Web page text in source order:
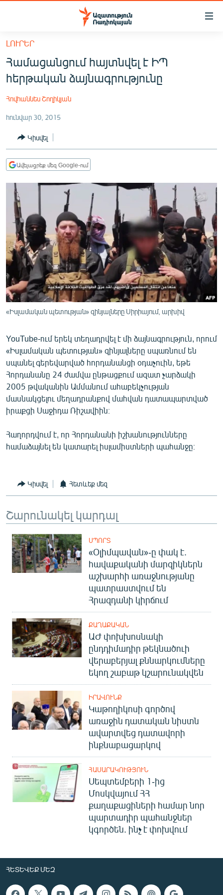
Մատչելիության
հիմնական
բովանդակությանը
Անցնել
հիմնական
մենյուին
ՀԱՅԱՍՏԱՆ
ՔԱՂԱՔԱԿԱՆ
ԸՆՏՐՈՒԹՅՈՒՆՆԵՐ 2026
ԻՐԱՎՈՒՆՔ
ՀԱՍԱՐԱԿՈՒԹՅՈՒՆ
ՏՆՏԵՍՈՒԹՅՈՒՆ
ՊԱՏԵՐԱԶՄԻ 6 ՇԱԲԱԹՆԵՐԸ
ՏԱՐԱԾԱՇՐՋԱՆ
ՄԻՋԱԶԳԱՅԻՆ
ՄՇԱԿՈՒՅԹ
ՍՊՈՐՏ
ՄԵԿՆԱԲԱՆՈՒԹՅՈՒՆ
ՏՏ ԵՒ ԻՆՏԵՐՆԵՏ
ԱՐԽԻՎ
ՏԵՍԱՆՅՈՒԹԵՐ
ԲԱՆԱՎԵՃ
ՁԳՏԵԼՈՎ ԼԱՎԱԳՈՒՅՆԻՆ
ՓՈԴՔԱՍԹ
Հայերեն
«Ազատության» բոլոր կայքերը
ԼՈՒՐԵՐ
Համացանցում հայտնվել է ԻՊ
հերթական ձայնագրությունը
Հովհաննես Շողիկյան
հունվար 30, 2015
Կիսվել
Ավելացրեք մեզ Google-ում
«Իսլամական պետության» զինյալները Սիրիայում, արխիվ
YouTube-ում երեկ տեղադրվել է մի ձայնագրություն, որում
«Իսլամական պետության» զինյալները սպառնում են
սպանել գերեվարված հորդանանցի օդաչուին, եթե
Հորդանանը 24 ժամվա ընթացքում ազատ չարձակի
2005 թվականին Ամմանում ահաբեկչության
մասնակցելու մեղադրանքով մահվան դատապարտված
իրաքցի Սաջիդա Ռիշավիին։
Հաղորդվում է, որ Հորդանանի իշխանությունները
համաձայնել են կատարել իսլամիստների պահանջը։
Կիսվել Հետևեք մեզ
Շարունակել կարդալ
ՍՊՈՐՏ
«Օլիմպավան»-ը փակ է.
հավաքականի մարզիկներն
աշխարհի առաջնությանը
պատրաստվում են
Հրազդանի կիրճում
ՔԱՂԱՔԱԿԱՆ
ԱԺ փոխխոսնակի
ընդդիմադիր թեկնածուի
վերաբերյալ քննարկումները
եկող շաբաթ կշարունակվեն
ԻՐԱՎՈՒՆՔ
Կաթողիկոսի գործով
առաջին դատական նիստն
ավարտվեց դատավորի
ինքնաբացարկով
ՀԱՍԱՐԱԿՈՒԹՅՈՒՆ
Սեպտեմբերի 1-ից
Մոսկվայում ՀՀ
քաղաքացիների համար նոր
պարտադիր պահանջներ
կգործեն. ինչ է փոխվում
ՀԵՏԵՎԵՔ ՄԵԶ